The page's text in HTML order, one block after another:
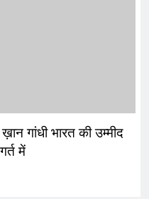
गांधी भारत की उम्मीद
में